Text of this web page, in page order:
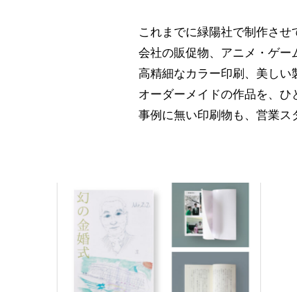
これまでに緑陽社で制作させ
会社の販促物、アニメ・ゲー
高精細なカラー印刷、美しい
オーダーメイドの作品を、ひ
事例に無い印刷物も、営業ス